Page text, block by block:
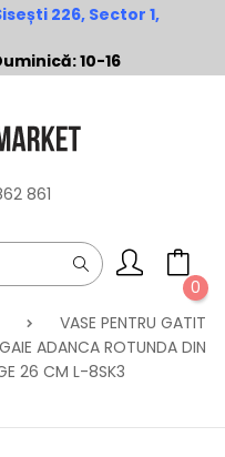
226, Sector 1,
10-16
861
0
VASE PENTRU GATIT
ADANCA ROTUNDA DIN
26 CM L-8SK3